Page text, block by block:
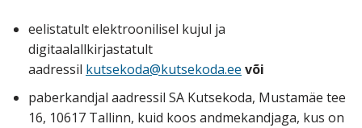
eelistatult elektroonilisel kujul ja
digitaalallkirjastatult
aadressil kutsekoda@kutsekoda.ee või
paberkandjal aadressil SA Kutsekoda, Mustamäe tee
16, 10617 Tallinn, kuid koos andmekandjaga, kus on